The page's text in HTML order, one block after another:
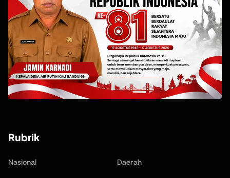
Rubrik
Nasional Daerah